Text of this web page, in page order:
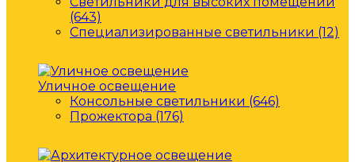
(643)
Специализированные светильники (12)
Уличное освещение
Консольные светильники (646)
Прожектора (176)